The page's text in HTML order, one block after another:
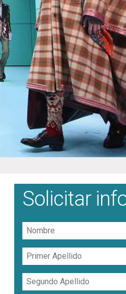
Solicitar
Nombre
Primer
Apellido
Segundo
Apellido